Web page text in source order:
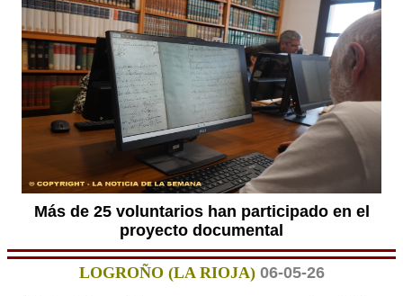
Más de 25 voluntarios han participado en el
proyecto documental
LOGROÑO (LA RIOJA) 06-05-26